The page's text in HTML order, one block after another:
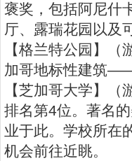
褒奖，包括阿尼什
厅、露瑞花园以及
【格兰特公园】
加哥地标性建筑——
【芝加哥大学】
排名第4位。著名
业于此。学校所在
机会前往近眺。